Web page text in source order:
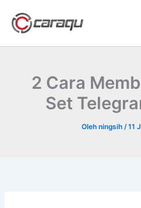
konten
2 Cara
Set
Oleh ningsih /11